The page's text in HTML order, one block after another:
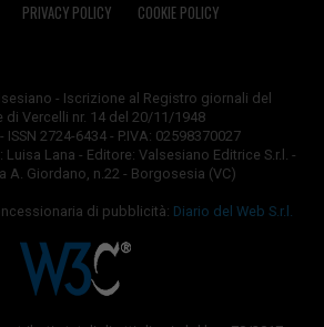
PRIVACY POLICY COOKIE POLICY
- Iscrizione al Registro giornali del
di Vercelli nr. 14 del 20/11/1948
ISSN 2724-6434 - P.IVA: 02598370027
Lana - Editore: Valsesiano Editrice S.r.l. -
A. Giordano, n.22 - Borgosesia (VC)
di pubblicità: Diario del Web S.r.l.